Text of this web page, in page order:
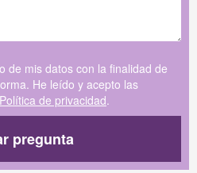
de mis datos con la finalidad de
He leído y acepto las
Política de privacidad.
pregunta